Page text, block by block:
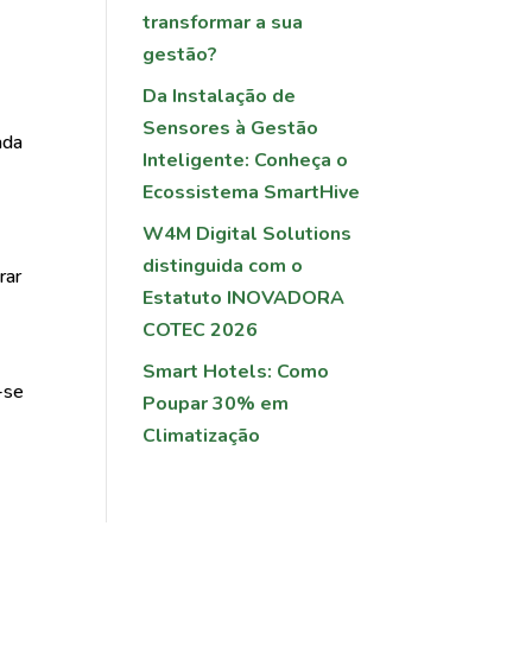
transformar a sua
gestão?
Da Instalação de
Sensores à Gestão
Inteligente: Conheça o
Ecossistema SmartHive
W4M Digital Solutions
distinguida com o
Estatuto INOVADORA
COTEC 2026
Smart Hotels: Como
Poupar 30% em
Climatização